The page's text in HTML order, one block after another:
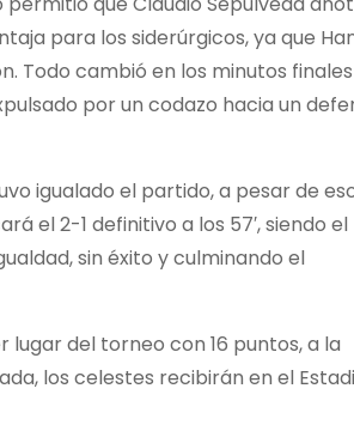
para los siderúrgicos, ya que
Todo cambió en los minutos
por un codazo hacia un
igualado el partido, a pesar de
el 2-1 definitivo a los 57′, siendo el
sin éxito y culminando el
del torneo con 16 puntos, a la
los celestes recibirán en el